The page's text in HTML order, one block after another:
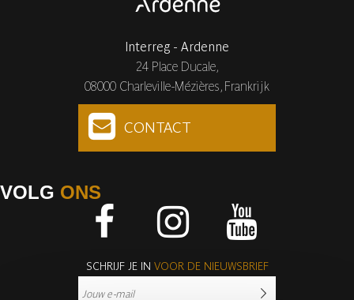
Interreg - Ardenne
24 Place Ducale,
08000 Charleville-Mézières, Frankrijk
CONTACT
VOLG ONS
SCHRIJF JE IN VOOR DE NIEUWSBRIEF